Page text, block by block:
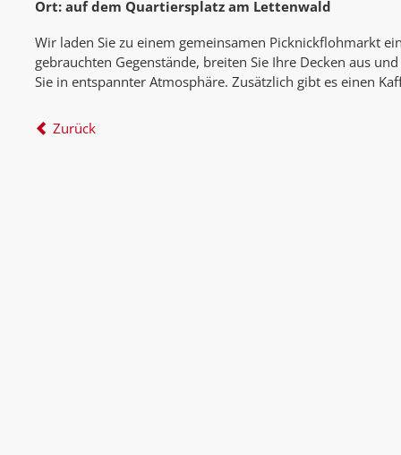
Ort: auf dem Quartiersplatz am Lettenwald
Wir laden Sie zu einem gemeinsamen Picknickflohmarkt
gebrauchten Gegenstände, breiten Sie Ihre Decken aus
Sie in entspannter Atmosphäre. Zusätzlich gibt es einen
Zurück